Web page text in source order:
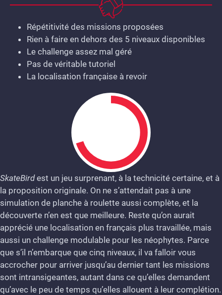
Répétitivité des missions proposées
Rien à faire en dehors des 5 niveaux disponibles
Le challenge assez mal géré
Pas de véritable tutoriel
La localisation française à revoir
7
SkateBirdest un jeu surprenant, à la technicité certaine, et à
la proposition originale. On ne s’attendait pas à une
simulation de planche à roulette aussi complète, et la
découverte n’en est que meilleure. Reste qu’on aurait
apprécié une localisation en français plus travaillée, mais
aussi un challenge modulable pour les néophytes. Parce
que s’il n’embarque que cinq niveaux, il va falloir vous
accrocher pour arriver jusqu’au dernier tant les missions
sont intransigeantes, autant dans ce qu’elles demandent
qu’avec le peu de temps qu’elles allouent à leur complétion.